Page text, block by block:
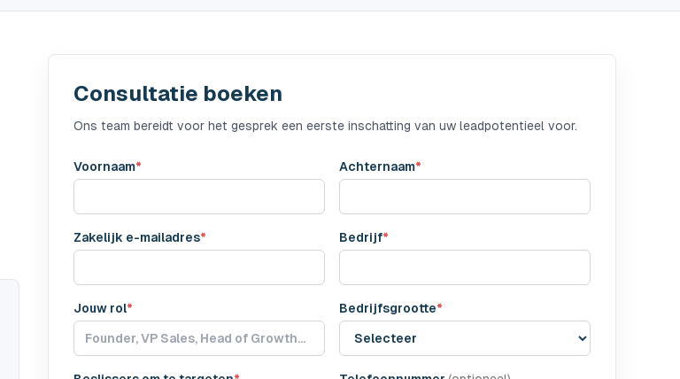
Consultatie boeken
Ons team bereidt voor het gesprek een eerste inschatting van uw leadpotentieel voor.
Voornaam* Achternaam*
Zakelijk e-mailadres* Bedrijf*
Jouw rol* Bedrijfsgrootte*